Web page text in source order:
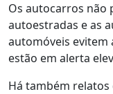
Os autocarros não
autoestradas e as
automóveis evitem
estão em alerta
Há também